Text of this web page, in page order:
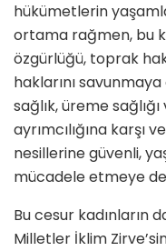
hükümetlerin
ortama rağmen, bu
özgürlüğü, toprak
haklarını
sağlık, üreme
ayrımcılığına karşı
nesillerine güvenli,
mücadele etmeye
Bu cesur kadınların
Milletler İklim